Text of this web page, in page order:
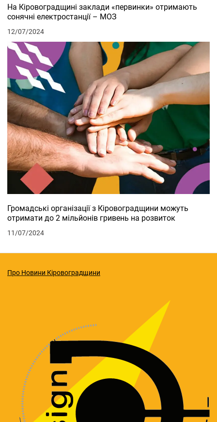
На Кіровоградщині заклади «первинки» отримають
сонячні електростанції – МОЗ
12/07/2024
Громадські організації з Кіровоградщини можуть
отримати до 2 мільйонів гривень на розвиток
11/07/2024
Про Новини Кіровоградщини